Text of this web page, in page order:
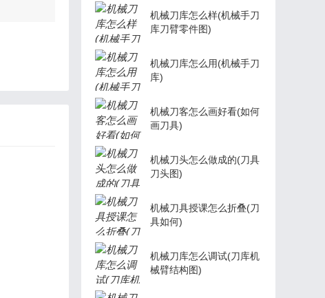
机械刀库怎么样(机械手刀
库刀臂零件图)
机械刀库怎么用(机械手刀
库)
机械刀客怎么画好看(如何
画刀具)
机械刀头怎么做成的(刀具
刀头图)
机械刀具授课怎么折叠(刀
具如何)
机械刀库怎么调试(刀库机
械臂结构图)